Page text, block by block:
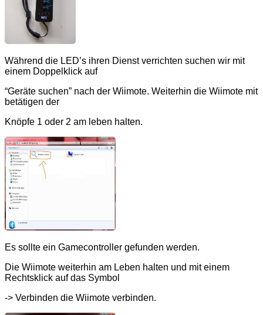
Während die LED’s ihren Dienst verrichten suchen wir mit
einem Doppelklick auf
“Geräte suchen” nach der Wiimote. Weiterhin die Wiimote mit
betätigen der
Knöpfe 1 oder 2 am leben halten.
Es sollte ein Gamecontroller gefunden werden.
Die Wiimote weiterhin am Leben halten und mit einem
Rechtsklick auf das Symbol
-> Verbinden die Wiimote verbinden.